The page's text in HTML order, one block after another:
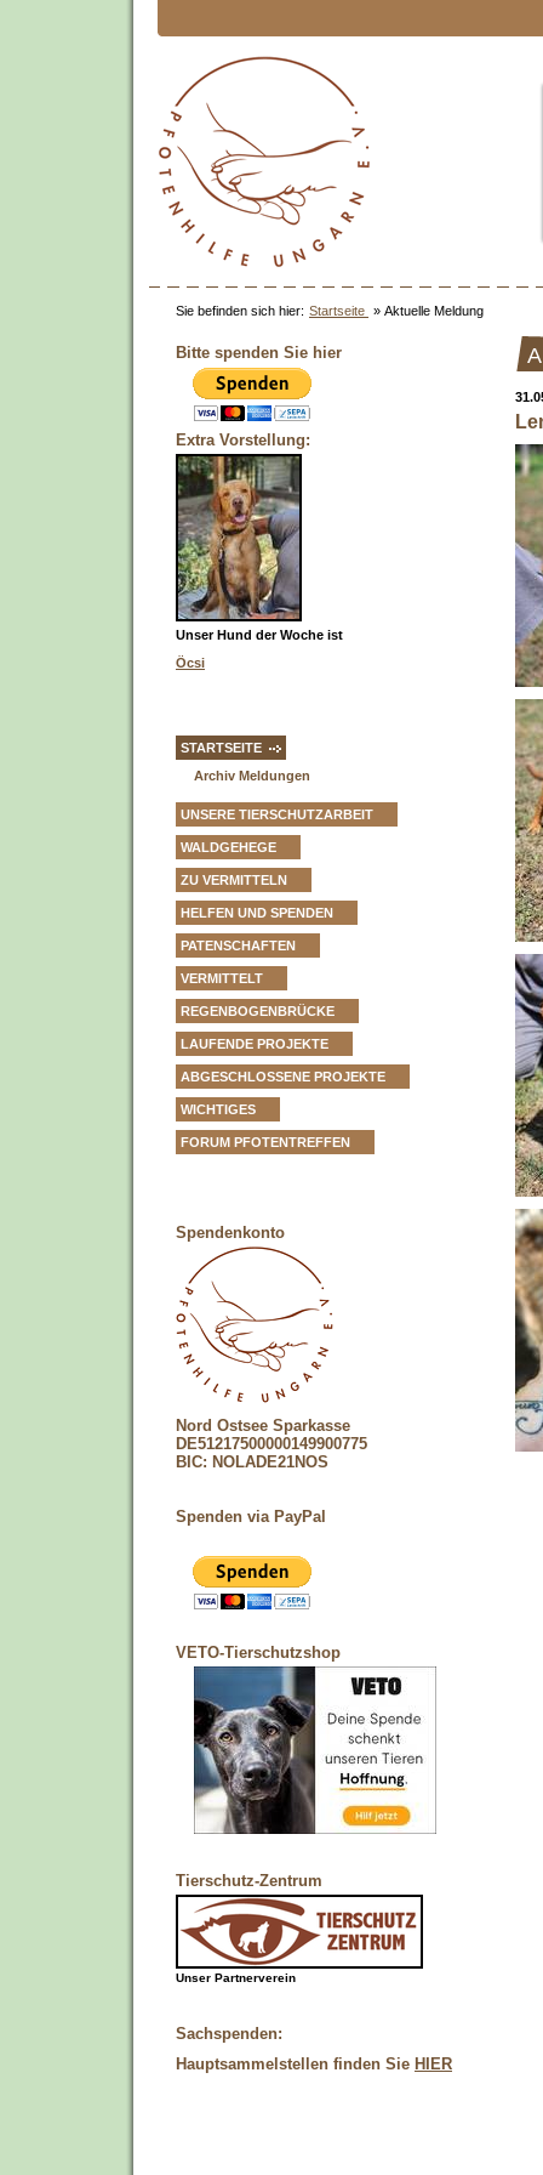
Sie befinden sich hier: Startseite » Aktuelle Meldung
Bitte spenden Sie hier
Extra Vorstellung:
Unser Hund der Woche ist
Öcsi
STARTSEITE
Archiv Meldungen
UNSERE TIERSCHUTZARBEIT
WALDGEHEGE
ZU VERMITTELN
HELFEN UND SPENDEN
PATENSCHAFTEN
VERMITTELT
REGENBOGENBRÜCKE
LAUFENDE PROJEKTE
ABGESCHLOSSENE PROJEKTE
WICHTIGES
FORUM PFOTENTREFFEN
Spendenkonto
Nord Ostsee Sparkasse
DE51217500000149900775
BIC: NOLADE21NOS
Spenden via PayPal
VETO-Tierschutzshop
Tierschutz-Zentrum
Unser Partnerverein
Sachspenden:
Hauptsammelstellen finden Sie HIER